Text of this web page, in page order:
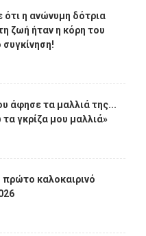
η ανώνυμη δότρια
ζωή ήταν η κόρη του
άφησε τα μαλλιά της...
γκρίζα μου μαλλιά»
πρώτο καλοκαιρινό